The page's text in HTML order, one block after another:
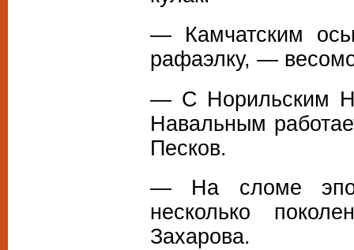
— Камчатским
рафаэлку, —
— С Норильским
Навальным
Песков.
— На сломе
несколько
Захарова.